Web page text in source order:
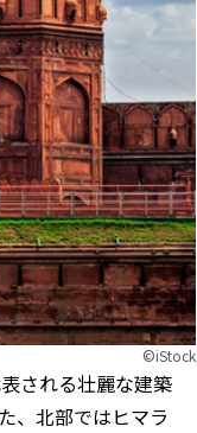
©︎iStock
される壮麗な建築
、北部ではヒマラ